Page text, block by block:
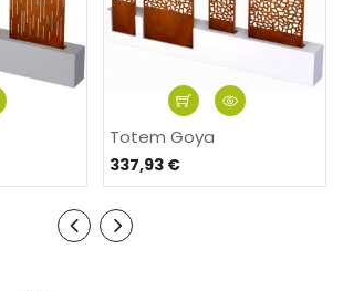
Totem Goya
337,93 €